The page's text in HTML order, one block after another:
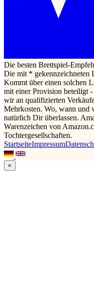
Die besten Brettspiel-
Die mit * gekennzeichneten
Kommt über einen solchen
mit einer Provision beteiligt
wir an qualifizierten
Mehrkosten. Wo, wann und
natürlich Dir überlassen.
Warenzeichen von
Tochtergesellschaften.
StartseiteImpressum
×